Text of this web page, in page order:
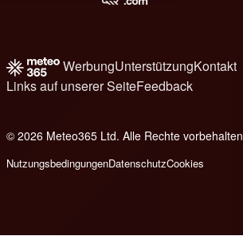
WerbungUnterstützungKontakt
Links auf unserer SeiteFeedback
© 2026 Meteo365 Ltd. Alle Rechte vorbehalten
NutzungsbedingungenDatenschutzCookies